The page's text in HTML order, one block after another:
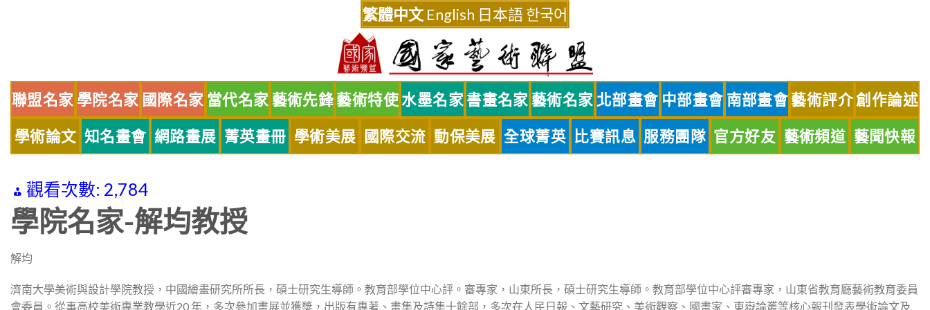
繁體中文 English 日本語한국어
聯盟名家 學院名家 國際名家 當代名家 藝術先鋒藝術特使水墨名家 書畫名家 藝術名家 北部畫會 中部畫會 南部畫會藝術評介創作論述
學術論文 知名畫會 網路畫展 菁英畫冊 學術美展 國際交流 動保美展 全球菁英 比賽訊息 服務團隊 官方好友 藝術頻道 藝聞快報
觀看次數: 2,784
學院名家-解均教授
解均
濟南大學美術與設計學院教授，中國繪畫研究所所長，碩士研究生導師。教育部學位中心評。審專家，山東所長，碩士研究生導師。教育部學位中心評審專家，山東省教育廳藝術教育委員
會委員。從事高校美術專業教學近20 年，多次參加畫展並獲獎，出版有專著、畫集及詩集十餘部，多次在人民日報、文藝研究、美術觀察、國畫家、東嶽論叢等核心報刊發表學術論文及